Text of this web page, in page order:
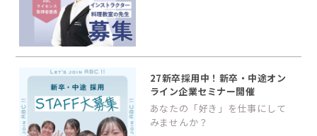
27新卒採用中！新卒・中途オン
ライン企業セミナー開催
あなたの「好き」を仕事にして
みませんか？